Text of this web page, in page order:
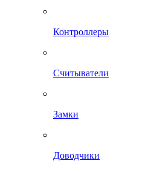
Контроллеры
Считыватели
Замки
Доводчики